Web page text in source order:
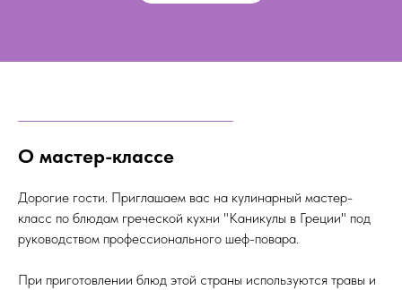
О мастер-классе
Дорогие гости. Приглашаем вас на кулинарный мастер-
класс по блюдам греческой кухни "Каникулы в Греции" под
руководством профессионального шеф-повара.
При приготовлении блюд этой страны используются травы и